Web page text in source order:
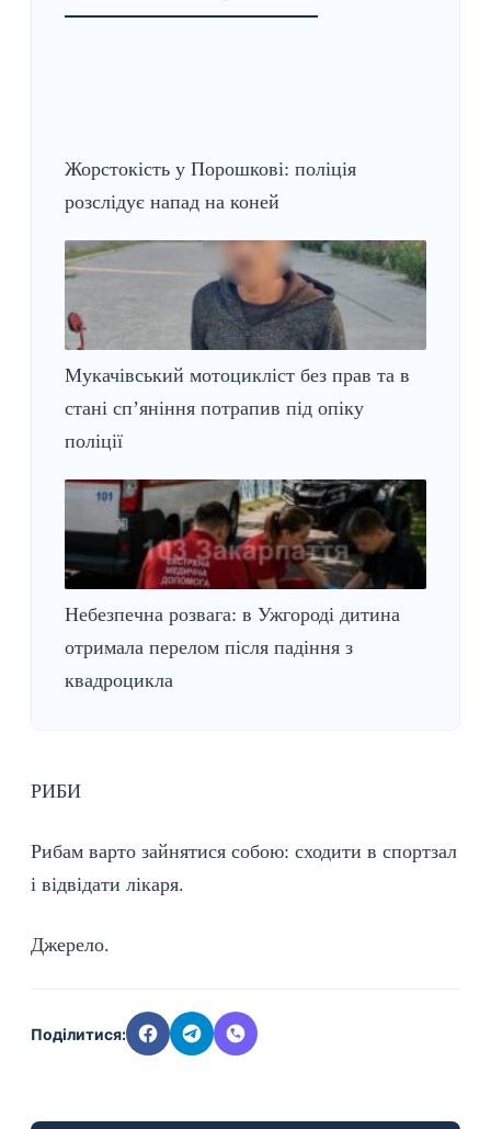
Жорстокість у Порошкові: поліція
розслідує напад на коней
Мукачівський мотоцикліст без прав та в
стані сп’яніння потрапив під опіку
поліції
Небезпечна розвага: в Ужгороді дитина
отримала перелом після падіння з
квадроцикла
РИБИ
Рибам варто зайнятися собою: сходити в спортзал
і відвідати лікаря.
Джерело.
Поділитися: